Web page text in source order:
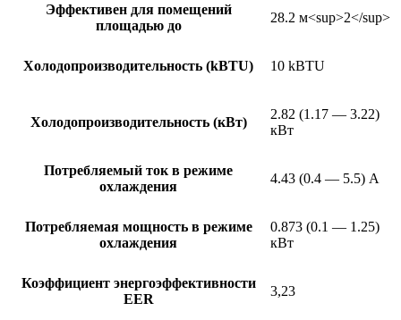
Эффективен для помещений
площадью до
28.2 м<sup>2</sup>
Холодопроизводительность (kBTU) 10 kBTU
Холодопроизводительность (кВт)
2.82 (1.17 — 3.22)
кВт
Потребляемый ток в режиме
охлаждения
4.43 (0.4 — 5.5) А
Потребляемая мощность в режиме
охлаждения
0.873 (0.1 — 1.25)
кВт
Коэффициент энергоэффективности
EER
3,23